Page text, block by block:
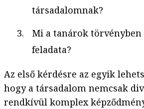
társadalomnak?
Mi a tanárok
feladata?
Az első kérdésre az egyik
hogy a társadalom nemcsak
rendkívül komplex